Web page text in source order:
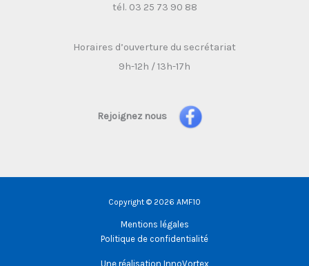
tél. 03 25 73 90 88
Horaires d’ouverture du secrétariat
9h-12h / 13h-17h
Rejoignez nous
Copyright © 2026 AMF10
Mentions légales
Politique de confidentialité
Une réalisation InnoVortex